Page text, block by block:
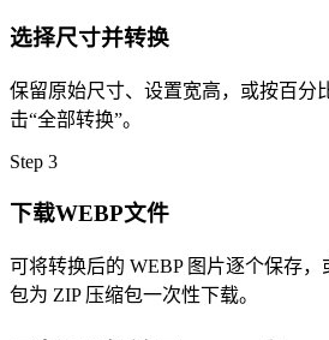
选择尺寸并转换
保留原始尺寸、设置宽高，或按百分
击“全部转换”。
Step 3
下载WEBP文件
可将转换后的 WEBP 图片逐个保存
包为 ZIP 压缩包一次性下载。